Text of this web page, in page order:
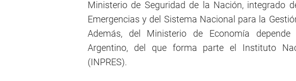
Ministerio de Seguridad de la Nación, integrado
Emergencias y del Sistema Nacional para la
Además, del Ministerio de Economía
Argentino, del que forma parte el Instituto
(INPRES).